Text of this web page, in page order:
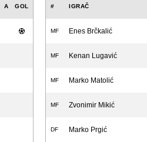
A GOL # IGRAČ
MF Enes Brčkalić
MF Kenan Lugavić
MF Marko Matolić
MF Zvonimir Mikić
DF Marko Prgić